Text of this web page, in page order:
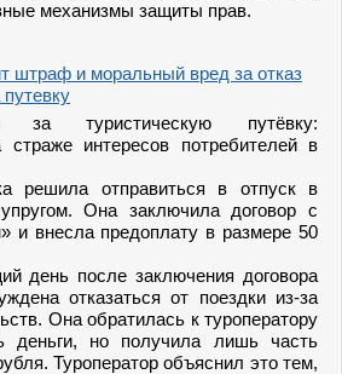
механизмы защиты прав.
штраф и моральный вред за отказ
за туристическую путёвку:
страже интересов потребителей в
решила отправиться в отпуск в
Она заключила договор с
и внесла предоплату в размере 50
день после заключения договора
отказаться от поездки из-за
Она обратилась к туроператору
деньги, но получила лишь часть
Туроператор объяснил это тем,